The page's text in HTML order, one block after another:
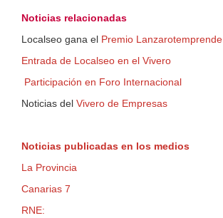
Noticias relacionadas
Localseo gana el Premio Lanzarotemprende
Entrada de Localseo en el Vivero
Participación en Foro Internacional
Noticias del Vivero de Empresas
Noticias publicadas en los medios
La Provincia
Canarias 7
RNE: